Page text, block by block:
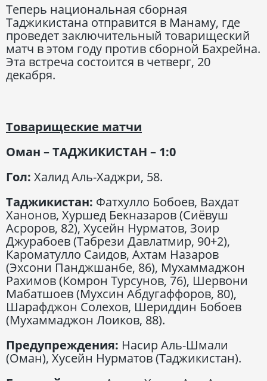
Теперь национальная сборная
Таджикистана отправится в Манаму, где
проведет заключительный товарищеский
матч в этом году против сборной Бахрейна.
Эта встреча состоится в четверг, 20
декабря.
Товарищеские матчи
Оман – ТАДЖИКИСТАН – 1:0
Гол: Халид Аль-Хаджри, 58.
Таджикистан: Фатхулло Бобоев, Вахдат
Ханонов, Хуршед Бекназаров (Сиёвуш
Асроров, 82), Хусейн Нурматов, Зоир
Джурабоев (Табрези Давлатмир, 90+2),
Кароматулло Саидов, Ахтам Назаров
(Эхсони Панджшанбе, 86), Мухаммаджон
Рахимов (Комрон Турсунов, 76), Шервони
Мабатшоев (Мухсин Абдугаффоров, 80),
Шарафджон Солехов, Шериддин Бобоев
(Мухаммаджон Лоиков, 88).
Предупреждения: Насир Аль-Шмали
(Оман), Хусейн Нурматов (Таджикистан).